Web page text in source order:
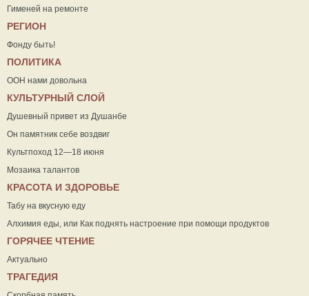
Гименей на ремонте
РЕГИОН
Фонду быть!
ПОЛИТИКА
ООН нами довольна
КУЛЬТУРНЫЙ СЛОЙ
Душевный привет из Душанбе
Он памятник себе воздвиг
Культпоход 12—18 июня
Мозаика талантов
КРАСОТА И ЗДОРОВЬЕ
Табу на вкусную еду
Алхимия еды, или Как поднять настроение при помощи продуктов
ГОРЯЧЕЕ ЧТЕНИЕ
Актуально
ТРАГЕДИЯ